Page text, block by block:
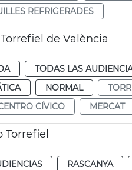
REFRIGERADES
de València
TODAS LAS
NORMAL
CÍVICO MERCAT
RASCANYA